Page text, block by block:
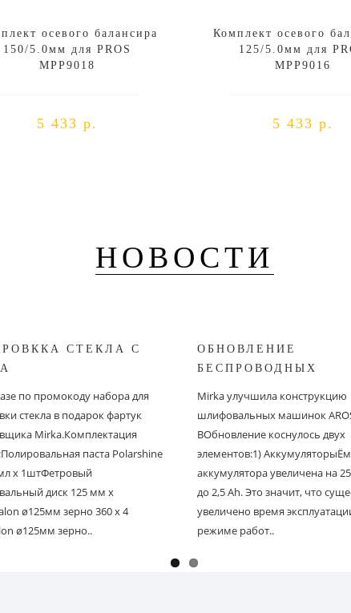
осевого балансира
150/5.0мм для PROS
MPP9018
5 433 р.
Комплект осевого
125/5.0мм для
MPP9016
5 433 р.
НОВОСТИ
СТЕКЛА С
по промокоду набора для
стекла в подарок фартук
Mirka.Комплектация
паста Polarshine
х 1штФетровый
диск 125 мм х
ø125мм зерно 360 х 4
ø125мм зерно..
ОБНОВЛЕНИЕ
БЕСПРОВОДНЫХ
Mirka улучшила конструкцию
шлифовальных машинок
BОбновление коснулось двух
элементов:1)
аккумулятора увеличена на
до 2,5 Ah. Это значит, что
увеличено время
режиме работ..